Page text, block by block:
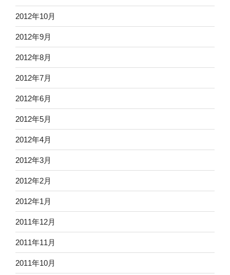
2012年10月
2012年9月
2012年8月
2012年7月
2012年6月
2012年5月
2012年4月
2012年3月
2012年2月
2012年1月
2011年12月
2011年11月
2011年10月